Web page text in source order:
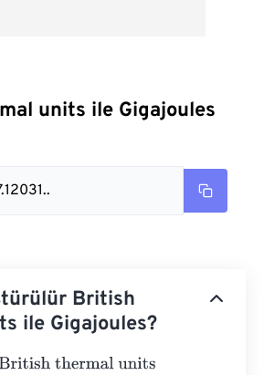
units ile Gigajoules
British
ile Gigajoules?
thermal units947817.12031